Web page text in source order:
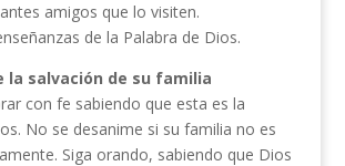
amigos que lo visiten.
de la Palabra de Dios.
la salvación de su familia
con fe sabiendo que esta es la
No se desanime si su familia no es
Siga orando, sabiendo que Dios